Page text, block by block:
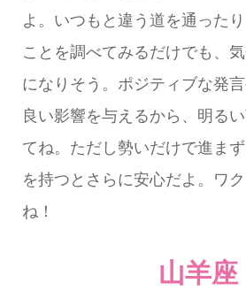
よ。いつもと違う道を通った
ことを調べてみるだけでも、
になりそう。ポジティブな発
良い影響を与えるから、明る
てね。ただし勢いだけで進ま
を持つとさらに安心だよ。ワ
ね！
山羊座